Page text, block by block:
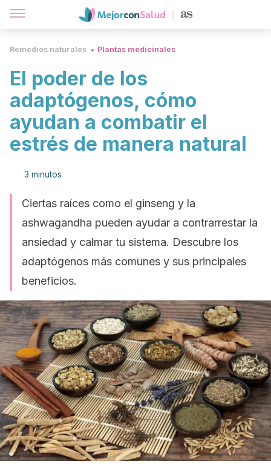
Remedios naturales Plantas medicinales
El poder de los
adaptógenos, cómo
ayudan a combatir el
estrés de manera natural
3 minutos
Ciertas raíces como el ginseng y la
ashwagandha pueden ayudar a contrarrestar la
ansiedad y calmar tu sistema. Descubre los
adaptógenos más comunes y sus principales
beneficios.